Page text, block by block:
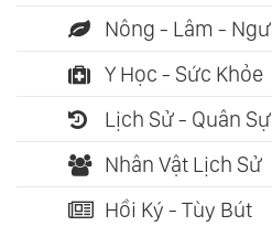
Nông - Lâm - Ngư
Y Học - Sức Khỏe
Lịch Sử - Quân Sự
Nhân Vật Lịch Sử
Hồi Ký - Tùy Bút